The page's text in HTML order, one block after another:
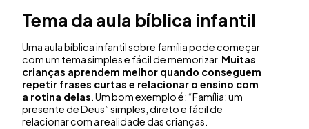
Tema da aula bíblica infantil
Uma aula bíblica infantil sobre família pode começar
com um tema simples e fácil de memorizar. Muitas
crianças aprendem melhor quando conseguem
repetir frases curtas e relacionar o ensino com
a rotina delas . Um bom exemplo é: “Família: um
presente de Deus” simples, direto e fácil de
relacionar com a realidade das crianças.